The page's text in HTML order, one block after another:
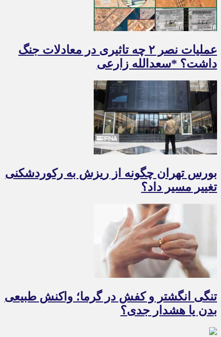
عملیات نصر ۲ چه تاثیری در معادلات جنگ
داشت؟ *سعدالله زارعی
بورس تهران چگونه از ریزش به رکوردشکنی
تغییر مسیر داد؟
تنگی انگشتر و کفش در گرما؛ واکنش طبیعی
بدن یا هشدار جدی؟